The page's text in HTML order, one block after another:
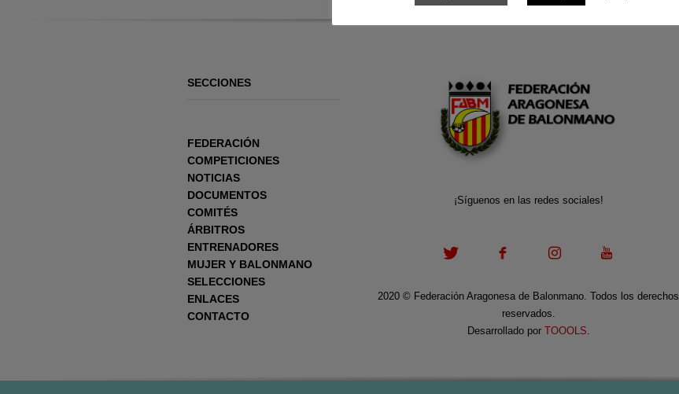
SECCIONES
FEDERACIÓN
COMPETICIONES
NOTICIAS
DOCUMENTOS
COMITÉS
ÁRBITROS
ENTRENADORES
MUJER Y BALONMANO
SELECCIONES
ENLACES
CONTACTO
¡Síguenos en las redes sociales!
2020© Federación Aragonesa de Balonmano. Todos los derechos
reservados.
Desarrollado por TOOOLS.